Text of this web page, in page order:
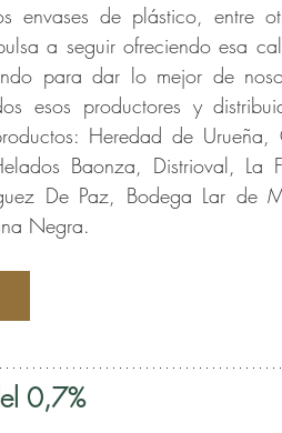
de plástico, entre
a seguir ofreciendo esa
para dar lo mejor de
esos productores y
Heredad de Urueña,
Baonza, Distrioval, La
De Paz, Bodega Lar de
Negra.
0,7%